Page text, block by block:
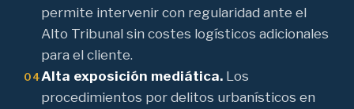
permite intervenir con regularidad ante el
Alto Tribunal sin costes logísticos adicionales
para el cliente.
04 Alta exposición mediática.Los
procedimientos por delitos urbanísticos en